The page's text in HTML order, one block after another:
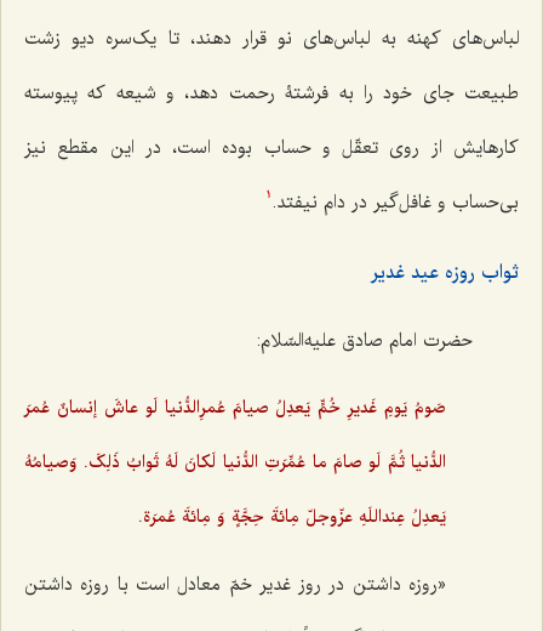
لباس‌هاى کهنه به لباس‌هاى نو قرار دهند، تا یک‌سره دیو زشت
طبیعت جاى خود را به فرشتۀ رحمت دهد، و شیعه که پیوسته
کارهایش از روى تعقّل و حساب بوده است، در این مقطع نیز
بى‌حساب و غافل‌گیر در دام نیفتد. 1
ثواب روزه عید غدیر
حضرت امام صادق علیه‌السّلام:
صَومُ یَومِ غَدیرِ خُمٍّ یَعدِلُ صیامَ عُمرِالدُّنیا لَو عاشَ إنسانٌ عُمرَ
الدُّنیا ثُمَّ لَو صامَ ما عُمِّرَتِ الدُّنیا لَکانَ لَهُ ثَوابُ ذَلِکَ. وَصیامُهُ
یَعدِلُ عِنداللَهِ عزّوجلّ مِائةَ حِجَّةٍ وَ مِائةَ عُمرَة.
«روزه داشتن در روز غدیر خمّ معادل است با روزه داشتن